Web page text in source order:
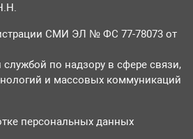
СМИ ЭЛ № ФС 77-78073 от
по надзору в сфере связи,
и массовых коммуникаций
персональных данных